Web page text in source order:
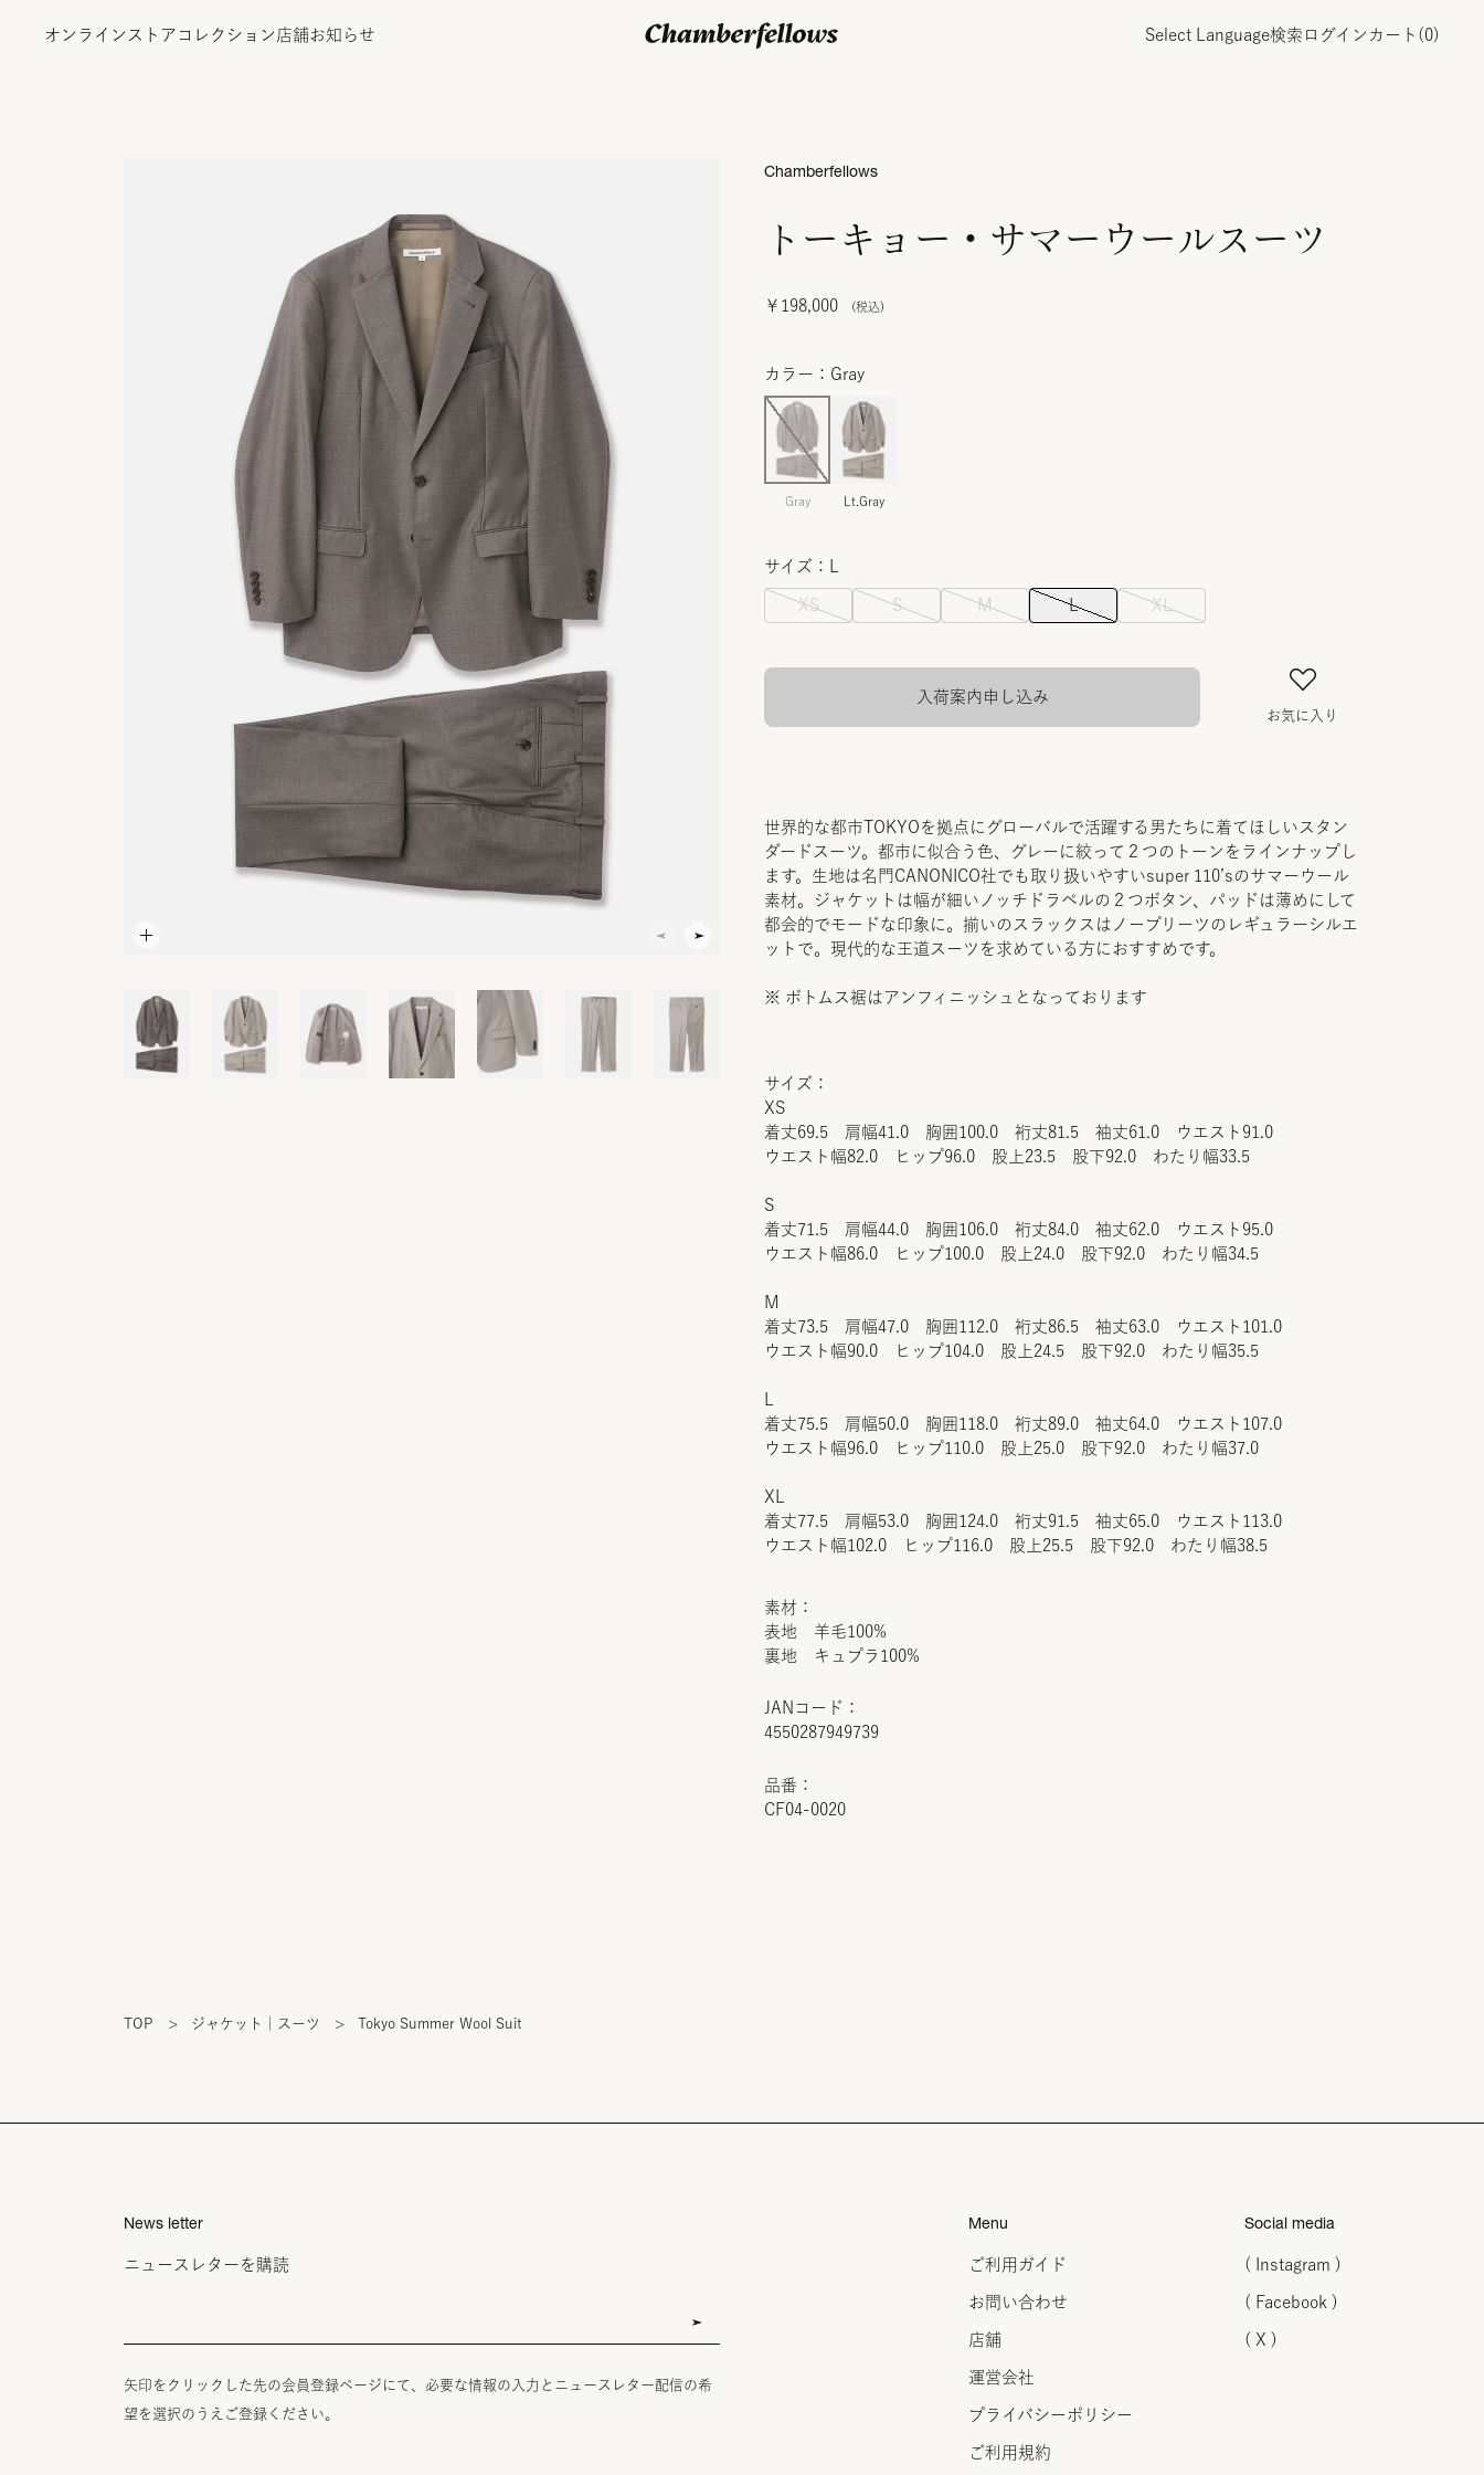
オンラインストア コレクション 店舗お知らせ Select Language検索 ログイン カート( 0)
トーキョー・サマーウールスーツ
￥198,000
JANコード：
4550287949739
品番：
CF04-0020
Chamberfellows
カラー：Gray
Gray Lt.Gray
サイズ：L
XS S M L XL
お気に入り
入荷案内申し込み
世界的な都市TOKYOを拠点にグローバルで活躍する男たちに着てほしいスタン
ダードスーツ。都市に似合う色、グレーに絞って２つのトーンをラインナップし
ます。生地は名門CANONICO社でも取り扱いやすいsuper 110’sのサマーウール
素材。ジャケットは幅が細いノッチドラペルの２つボタン、パッドは薄めにして
都会的でモードな印象に。揃いのスラックスはノープリーツのレギュラーシルエ
ットで。現代的な王道スーツを求めている方におすすめです。
※ ボトムス裾はアンフィニッシュとなっております
サイズ：
XS
着丈69.5 肩幅41.0 胸囲100.0 裄丈81.5 袖丈61.0 ウエスト91.0
ウエスト幅82.0 ヒップ96.0 股上23.5 股下92.0 わたり幅33.5
S
着丈71.5 肩幅44.0 胸囲106.0 裄丈84.0 袖丈62.0 ウエスト95.0
ウエスト幅86.0 ヒップ100.0 股上24.0 股下92.0 わたり幅34.5
M
着丈73.5 肩幅47.0 胸囲112.0 裄丈86.5 袖丈63.0 ウエスト101.0
ウエスト幅90.0 ヒップ104.0 股上24.5 股下92.0 わたり幅35.5
着丈75.5 肩幅50.0 胸囲118.0 裄丈89.0 袖丈64.0 ウエスト107.0
ウエスト幅96.0 ヒップ110.0 股上25.0 股下92.0 わたり幅37.0
XL
着丈77.5 肩幅53.0 胸囲124.0 裄丈91.5 袖丈65.0 ウエスト113.0
ウエスト幅102.0 ヒップ116.0 股上25.5 股下92.0 わたり幅38.5
素材：
表地 羊毛100%
裏地 キュプラ100%
TOP > ジャケット｜スーツ > Tokyo Summer Wool Suit
News letter
ニュースレターを購読
矢印をクリックした先の会員登録ページにて、必要な情報の入力とニュースレター配信の希
望を選択のうえご登録ください。
Menu
ご利用ガイド
お問い合わせ
店舗
運営会社
プライバシーポリシー
ご利用規約
Social media
( Instagram )
( Facebook )
( X )